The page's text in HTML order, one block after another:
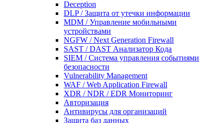
Deception
DLP / Защита от утечки информации
MDM / Управление мобильными
устройствами
NGFW / Next Generation Firewall
SAST / DAST Анализатор Кода
SIEM / Система управления событиями
безопасности
Vulnerability Management
WAF / Web Application Firewall
XDR / NDR / EDR Мониторинг
Авторизация
Антивирусы для организаций
Защита баз данных